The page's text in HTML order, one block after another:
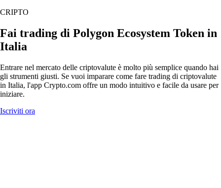
CRIPTO
Fai trading di Polygon Ecosystem Token in
Italia
Entrare nel mercato delle criptovalute è molto più semplice quando hai
gli strumenti giusti. Se vuoi imparare come fare trading di criptovalute
in Italia, l'app Crypto.com offre un modo intuitivo e facile da usare per
iniziare.
Iscriviti ora